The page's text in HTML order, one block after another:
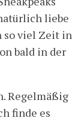
liebe
so viel Zeit in
bald in der
Regelmäßig
finde es